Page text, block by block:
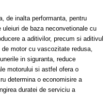
de inalta performanta, pentru
de baza neconvetionale cu
a aditivilor, precum si aditivul
motor cu vascozitate redusa,
in siguranta, reduce
motorului si astfel ofera o
determina o economisire a
duratei de serviciu a